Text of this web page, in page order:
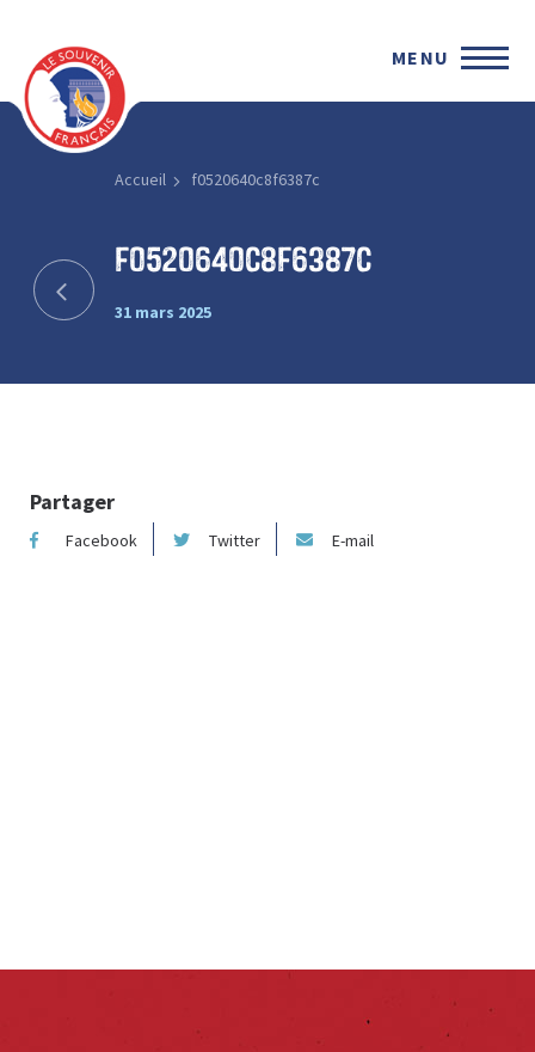
MENU
Accueil f0520640c8f6387c
f0520640c8f6387c
31 mars 2025
Partager
Facebook Twitter E-mail